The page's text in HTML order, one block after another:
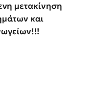
μετακίνηση
και